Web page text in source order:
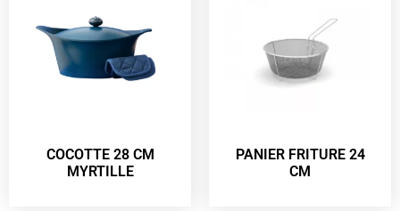
COCOTTE 28 CM
MYRTILLE
PANIER FRITURE 24
CM